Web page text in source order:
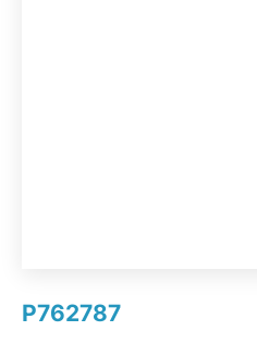
P762787